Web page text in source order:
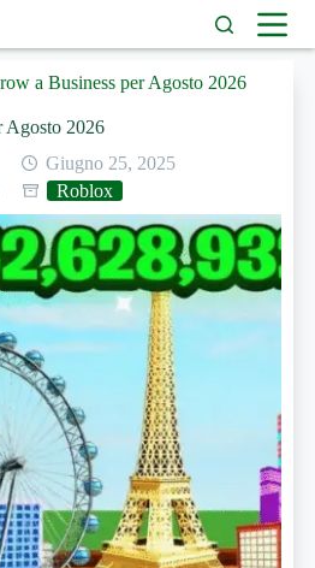
a Business per Agosto 2026
Agosto 2026
Giugno 25, 2025
Roblox